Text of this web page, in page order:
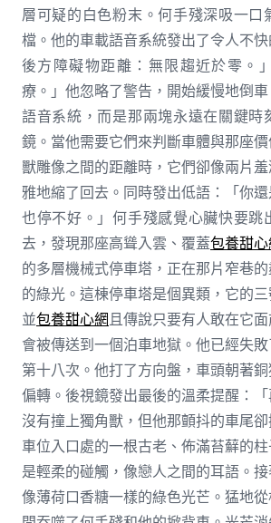
層可疑的白色粉末。何手殘深吸一口
檔。他的車載語音系統發出了令人不快
後方障礙物距離：無限趨近於零。
療。」他忽略了警告，開始緩慢地倒
語音系統，而是那兩塊永遠在關鍵時
鏡。當他需要它們來判斷車體與那座
獸雕像之間的距離時，它們卻像兩片
雅地縮了回去。同時發出低語：「你
也停不好。」何手殘感覺心臟快要跳
去，發現那座高聳入雲、覆蓋包養甜心
的多層機械式停車塔，正在那片窄巷
的綠光。這棟停車塔是個異類，它的三
並包養甜心網 且傳說只要有人敢在它
會被傳送到一個泊車地獄。他已經失
第十八次。他打了方向盤，車頭朝著
偏轉。後視鏡發出最後的溫柔提醒：
沒有撞上獨角獸，但他那顫抖的車尾
車位入口處的一根古老、佈滿苔蘚的
是輕柔的碰觸，像戀人之間的耳語。接
像薄荷口香糖一樣的綠色光芒。猛地